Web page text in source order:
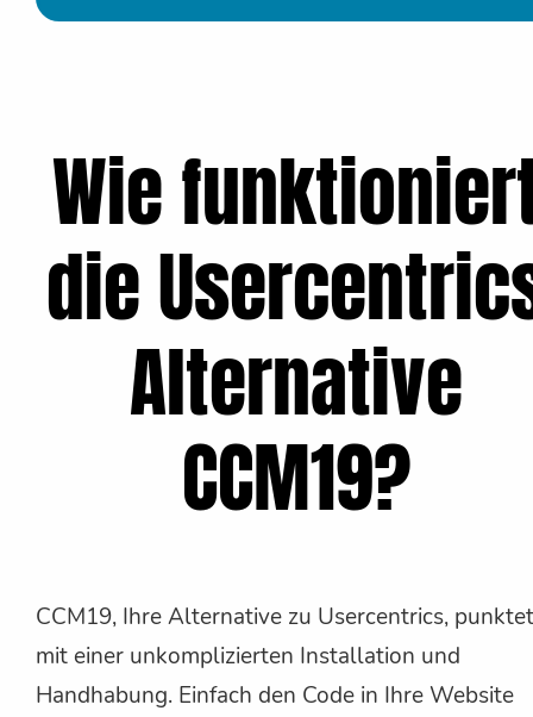
Wie
die
Alternative
CCM19?
CCM19, Ihre Alternative zu Usercentrics, punktet
mit einer unkomplizierten Installation und
Handhabung. Einfach den Code in Ihre Website